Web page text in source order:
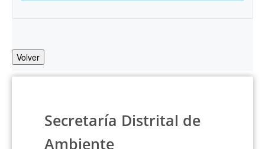
Volver
Secretaría Distrital de
Ambiente